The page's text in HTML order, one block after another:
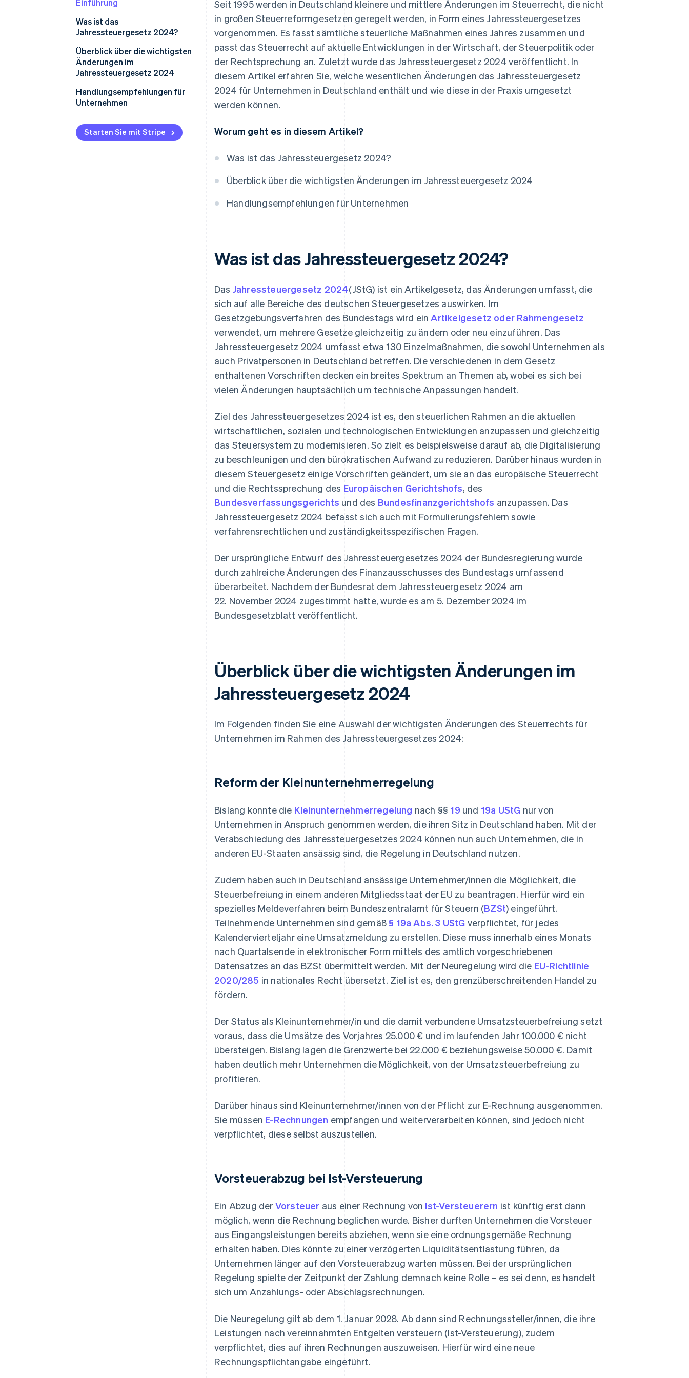
Einführung
Was ist das
Jahressteuergesetz 2024?
Überblick über die wichtigsten
Änderungen im
Jahressteuergesetz 2024
Reform der
Kleinunternehmerregelung
Vorsteuerabzug bei Ist-
Versteuerung
Handlungsempfehlungen für
Unternehmen
Steuerliche Beratung
Technologische Lösungen
Starten Sie mit Stripe
Seit 1995 werden in Deutschland kleinere und mittlere Änderungen im Steuerrecht, die nicht
in großen Steuerreformgesetzen geregelt werden, in Form eines Jahressteuergesetzes
vorgenommen. Es fasst sämtliche steuerliche Maßnahmen eines Jahres zusammen und
passt das Steuerrecht auf aktuelle Entwicklungen in der Wirtschaft, der Steuerpolitik oder
der Rechtsprechung an. Zuletzt wurde das Jahressteuergesetz 2024 veröffentlicht. In
diesem Artikel erfahren Sie, welche wesentlichen Änderungen das Jahressteuergesetz
2024 für Unternehmen in Deutschland enthält und wie diese in der Praxis umgesetzt
werden können.
Worum geht es in diesem Artikel?
Was ist das Jahressteuergesetz 2024?
Überblick über die wichtigsten Änderungen im Jahressteuergesetz 2024
Handlungsempfehlungen für Unternehmen
Was ist das Jahressteuergesetz 2024?
Das Jahressteuergesetz 2024(JStG) ist ein Artikelgesetz, das Änderungen umfasst, die
sich auf alle Bereiche des deutschen Steuergesetzes auswirken. Im
Gesetzgebungsverfahren des Bundestags wird einArtikelgesetz oder Rahmengesetz
verwendet, um mehrere Gesetze gleichzeitig zu ändern oder neu einzuführen. Das
Jahressteuergesetz 2024 umfasst etwa 130 Einzelmaßnahmen, die sowohl Unternehmen als
auch Privatpersonen in Deutschland betreffen. Die verschiedenen in dem Gesetz
enthaltenen Vorschriften decken ein breites Spektrum an Themen ab, wobei es sich bei
vielen Änderungen hauptsächlich um technische Anpassungen handelt.
Ziel des Jahressteuergesetzes 2024 ist es, den steuerlichen Rahmen an die aktuellen
wirtschaftlichen, sozialen und technologischen Entwicklungen anzupassen und gleichzeitig
das Steuersystem zu modernisieren. So zielt es beispielsweise darauf ab, die Digitalisierung
zu beschleunigen und den bürokratischen Aufwand zu reduzieren. Darüber hinaus wurden in
diesem Steuergesetz einige Vorschriften geändert, um sie an das europäische Steuerrecht
und die Rechtssprechung des Europäischen Gerichtshofs, des
Bundesverfassungsgerichts und des Bundesfinanzgerichtshofs anzupassen. Das
Jahressteuergesetz 2024 befasst sich auch mit Formulierungsfehlern sowie
verfahrensrechtlichen und zuständigkeitsspezifischen Fragen.
Der ursprüngliche Entwurf des Jahressteuergesetzes 2024 der Bundesregierung wurde
durch zahlreiche Änderungen des Finanzausschusses des Bundestags umfassend
überarbeitet. Nachdem der Bundesrat dem Jahressteuergesetz 2024 am
22. November 2024 zugestimmt hatte, wurde es am 5. Dezember 2024 im
Bundesgesetzblatt veröffentlicht.
Überblick über die wichtigsten Änderungen im
Jahressteuergesetz 2024
Im Folgenden finden Sie eine Auswahl der wichtigsten Änderungen des Steuerrechts für
Unternehmen im Rahmen des Jahressteuergesetzes 2024:
Reform der Kleinunternehmerregelung
Bislang konnte die Kleinunternehmerregelung nach §§ 19 und 19a UStG nur von
Unternehmen in Anspruch genommen werden, die ihren Sitz in Deutschland haben. Mit der
Verabschiedung des Jahressteuergesetzes 2024 können nun auch Unternehmen, die in
anderen EU-Staaten ansässig sind, die Regelung in Deutschland nutzen.
Zudem haben auch in Deutschland ansässige Unternehmer/innen die Möglichkeit, die
Steuerbefreiung in einem anderen Mitgliedsstaat der EU zu beantragen. Hierfür wird ein
spezielles Meldeverfahren beim Bundeszentralamt für Steuern (BZSt) eingeführt.
Teilnehmende Unternehmen sind gemäß § 19a Abs. 3 UStG verpflichtet, für jedes
Kalendervierteljahr eine Umsatzmeldung zu erstellen. Diese muss innerhalb eines Monats
nach Quartalsende in elektronischer Form mittels des amtlich vorgeschriebenen
Datensatzes an das BZSt übermittelt werden. Mit der Neuregelung wird die EU-Richtlinie
2020/285 in nationales Recht übersetzt. Ziel ist es, den grenzüberschreitenden Handel zu
fördern.
Der Status als Kleinunternehmer/in und die damit verbundene Umsatzsteuerbefreiung setzt
voraus, dass die Umsätze des Vorjahres 25.000 € und im laufenden Jahr 100.000 € nicht
übersteigen. Bislang lagen die Grenzwerte bei 22.000 € beziehungsweise 50.000 €. Damit
haben deutlich mehr Unternehmen die Möglichkeit, von der Umsatzsteuerbefreiung zu
profitieren.
Darüber hinaus sind Kleinunternehmer/innen von der Pflicht zur E-Rechnung ausgenommen.
Sie müssen E-Rechnungen empfangen und weiterverarbeiten können, sind jedoch nicht
verpflichtet, diese selbst auszustellen.
Vorsteuerabzug bei Ist-Versteuerung
Ein Abzug der Vorsteuer aus einer Rechnung von Ist-Versteuerern ist künftig erst dann
möglich, wenn die Rechnung beglichen wurde. Bisher durften Unternehmen die Vorsteuer
aus Eingangsleistungen bereits abziehen, wenn sie eine ordnungsgemäße Rechnung
erhalten haben. Dies könnte zu einer verzögerten Liquiditätsentlastung führen, da
Unternehmen länger auf den Vorsteuerabzug warten müssen. Bei der ursprünglichen
Regelung spielte der Zeitpunkt der Zahlung demnach keine Rolle – es sei denn, es handelt
sich um Anzahlungs- oder Abschlagsrechnungen.
Die Neuregelung gilt ab dem 1. Januar 2028. Ab dann sind Rechnungssteller/innen, die ihre
Leistungen nach vereinnahmten Entgelten versteuern (Ist-Versteuerung), zudem
verpflichtet, dies auf ihren Rechnungen auszuweisen. Hierfür wird eine neue
Rechnungspflichtangabe eingeführt.